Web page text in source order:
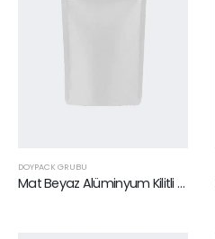
DOYPACK GRUBU
Mat Beyaz Alüminyum Kilitli Doypack 13 x 22,5 cm